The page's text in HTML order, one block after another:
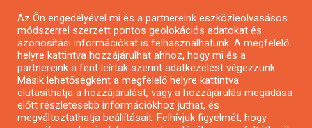
Pályázatok magánszemélyeknek
Pályázatok civil szervezeteknek
Pályázatok vállalkozásoknak
Önkormányzati pályázatok
Az Ön engedélyével mi és a partnereink eszközleolvasásos
módszerrel szerzett pontos geolokációs adatokat és
azonosítási információkat is felhasználhatunk. A megfelelő
helyre kattintva hozzájárulhat ahhoz, hogy mi és a
partnereink a fent leírtak szerint adatkezelést végezzünk.
Másik lehetőségként a megfelelő helyre kattintva
elutasíthatja a hozzájárulást, vagy a hozzájárulás megadása
előtt részletesebb információkhoz juthat, és
megváltoztathatja beállításait. Felhívjuk figyelmét, hogy